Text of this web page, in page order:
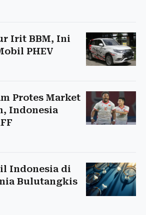
Irit BBM, Ini
PHEV
Protes Market
Indonesia
Indonesia di
Bulutangkis